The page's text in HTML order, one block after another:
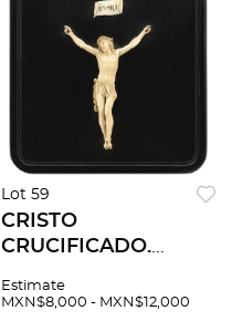
Lot 59
CRISTO
CRUCIFICADO.
Talla en hueso y
Estimate
MXN$8,000 - MXN$12,000